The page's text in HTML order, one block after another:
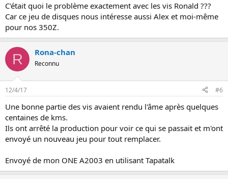
C'était quoi le problème exactement avec les vis Ronald ???
Car ce jeu de disques nous intéresse aussi Alex et moi-même
pour nos 350Z.
R Rona-chan
Reconnu
12/4/17 #6
Une bonne partie des vis avaient rendu l'âme après quelques
centaines de kms.
Ils ont arrêté la production pour voir ce qui se passait et m'ont
envoyé un nouveau jeu pour tout remplacer.
Envoyé de mon ONE A2003 en utilisant Tapatalk